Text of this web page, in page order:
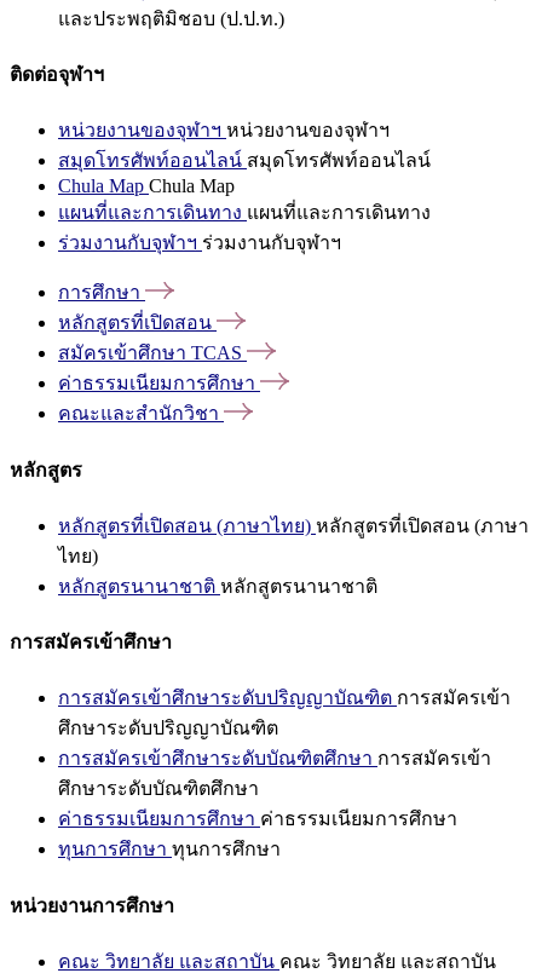
และประพฤติมิชอบ (ป.ป.ท.)
ติดต่อจุฬาฯ
หน่วยงานของจุฬาฯ หน่วยงานของจุฬาฯ
สมุดโทรศัพท์ออนไลน์ สมุดโทรศัพท์ออนไลน์
Chula Map Chula Map
แผนที่และการเดินทาง แผนที่และการเดินทาง
ร่วมงานกับจุฬาฯ ร่วมงานกับจุฬาฯ
การศึกษา
หลักสูตรที่เปิดสอน
สมัครเข้าศึกษา TCAS
ค่าธรรมเนียมการศึกษา
คณะและสำนักวิชา
หลักสูตร
หลักสูตรที่เปิดสอน (ภาษาไทย) หลักสูตรที่เปิดสอน (ภาษา
ไทย)
หลักสูตรนานาชาติ หลักสูตรนานาชาติ
การสมัครเข้าศึกษา
การสมัครเข้าศึกษาระดับปริญญาบัณฑิต การสมัครเข้า
ศึกษาระดับปริญญาบัณฑิต
การสมัครเข้าศึกษาระดับบัณฑิตศึกษา การสมัครเข้า
ศึกษาระดับบัณฑิตศึกษา
ค่าธรรมเนียมการศึกษา ค่าธรรมเนียมการศึกษา
ทุนการศึกษา ทุนการศึกษา
หน่วยงานการศึกษา
คณะ วิทยาลัย และสถาบัน คณะ วิทยาลัย และสถาบัน